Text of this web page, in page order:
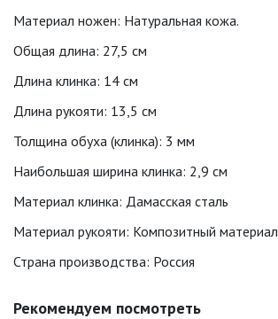
Материал ножен: Натуральная кожа.
Общая длина: 27,5 см
Длина клинка: 14 см
Длина рукояти: 13,5 см
Толщина обуха (клинка): 3 мм
Наибольшая ширина клинка: 2,9 см
Материал клинка: Дамасская сталь
Материал рукояти: Композитный материал
Страна производства: Россия
Рекомендуем посмотреть